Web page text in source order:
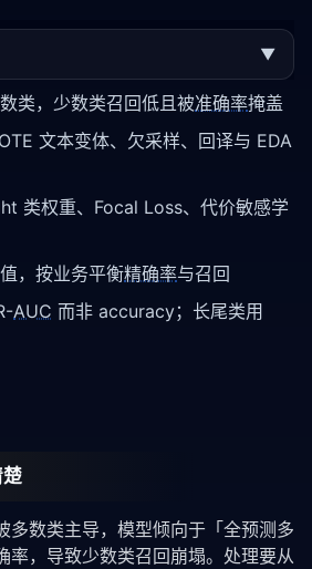
▼
类，少数类召回低且被准确率掩盖
文本变体、欠采样、回译与 EDA
类权重、Focal Loss、代价敏感学
，按业务平衡精确率与召回
AUC 而非 accuracy；长尾类用
多数类主导，模型倾向于「全预测多
率，导致少数类召回崩塌。处理要从